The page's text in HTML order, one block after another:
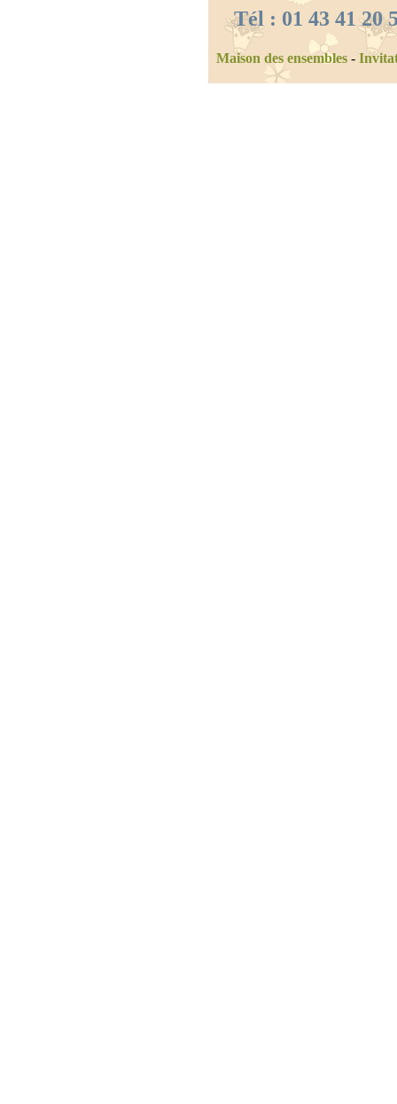
Tél : 01 43 41 20
Maison des ensembles -